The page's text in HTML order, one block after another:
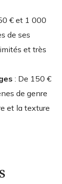
€ et 1 000
de ses
et très
: De 150 €
de genre
et la texture